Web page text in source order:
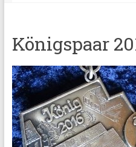
Königspaar